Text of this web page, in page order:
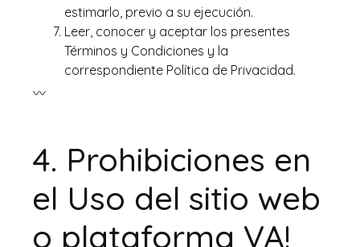
estimarlo, previo a su ejecución.
Leer, conocer y aceptar los presentes
Términos y Condiciones y la
correspondiente Política de Privacidad.
4. Prohibiciones en
el Uso del sitio web
o plataforma VA!